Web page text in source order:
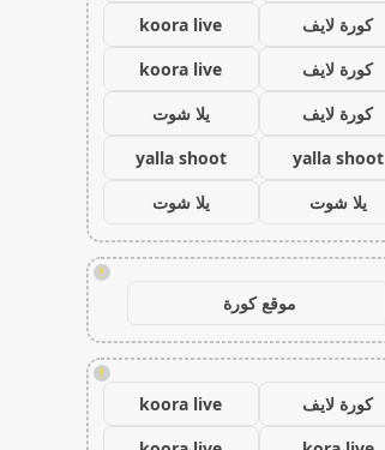
كورة لايف
koora live
كورة لايف
koora live
كورة لايف
يلا شوت
yalla shoot
yalla shoot
يلا شوت
يلا شوت
!
موقع كورة
!
كورة لايف
koora live